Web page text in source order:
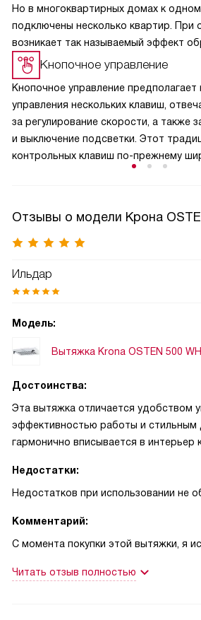
Но в многоквартирных домах к
подключены несколько квартир. При
возникает так называемый эффект
и в кухню из вентиляции может
воздух, отводимый устройствами
неприятных запахов, из
может попасть пыль. Эта функция
домовладений, поскольку не дает
аллергенной пыльце растений и
Кнопочное управление
Кнопочное управление предполагает
управления нескольких клавиш,
за регулирование скорости, а также
и выключение подсветки. Этот
контрольных клавиш по-прежнему
включения-выключения и безупречно
использования изделия.
Отзывы о модели Крона
Ильдар
Модель:
Вытяжка Krona OSTEN 500
Достоинства:
Эта вытяжка отличается удобством
эффективностью работы и стильным
гармонично вписывается в интерьер
Недостатки:
Недостатков при использовании не
Комментарий:
С момента покупки этой вытяжки, я
своей основной задачей - отводом и
Читать отзыв полностью